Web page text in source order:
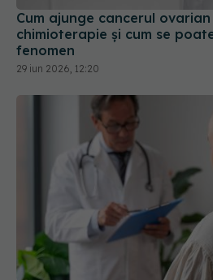
Cum ajunge cancerul
chimioterapie și cum se
fenomen
29 iun 2026, 12:20